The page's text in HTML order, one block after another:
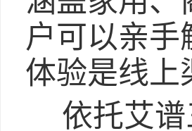
户可以亲手
体验是线上
依托艾